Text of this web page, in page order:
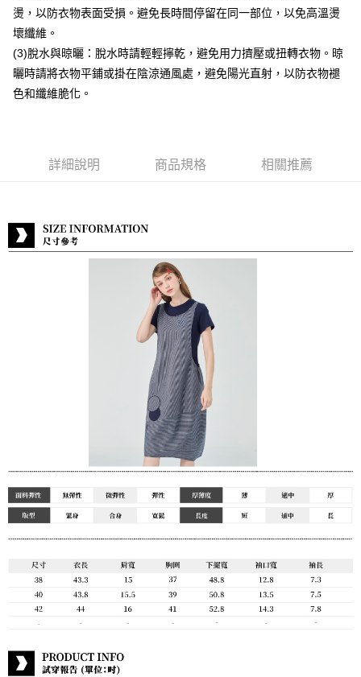
宅配到府
每筆NT$80，滿NT$888(含以上)免運費
貨到付款
每筆NT$80，滿NT$888(含以上)免運費
燙，以防衣物表面受損。避免長時間停留在同一部位，以免高溫燙
壞纖維。
(3)脫水與晾曬：脫水時請輕輕擰乾，避免用力擠壓或扭轉衣物。晾
曬時請將衣物平鋪或掛在陰涼通風處，避免陽光直射，以防衣物褪
色和纖維脆化。
詳細說明 商品規格 相關推薦